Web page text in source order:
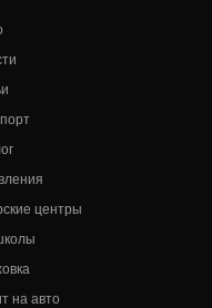
центры
на авто